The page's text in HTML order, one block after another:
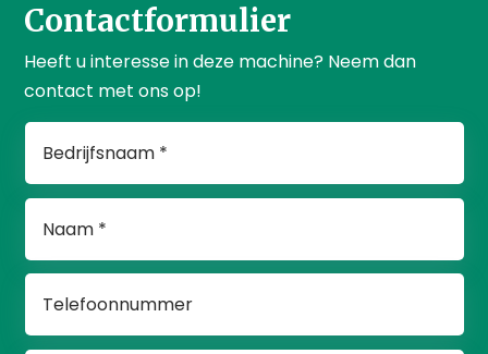
Contactformulier
Heeft u interesse in deze machine? Neem dan
contact met ons op!